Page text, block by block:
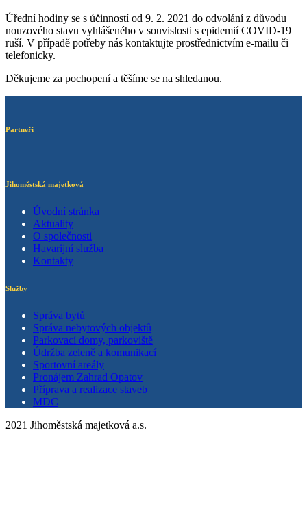
Úřední hodiny se s účinností od 9. 2. 2021 do odvolání z důvodu
nouzového stavu vyhlášeného v souvislosti s epidemií COVID-19
ruší. V případě potřeby nás kontaktujte prostřednictvím e-mailu či
telefonicky.
Děkujeme za pochopení a těšíme se na shledanou.
Partneři
Jihoměstská majetková
Úvodní stránka
Aktuality
O společnosti
Havarijní služba
Kontakty
Služby
Správa bytů
Správa nebytových objektů
Parkovací domy, parkoviště
Údržba zeleně a komunikací
Sportovní areály
Pronájem Zahrad Opatov
Příprava a realizace staveb
MDC
2021 Jihoměstská majetková a.s.